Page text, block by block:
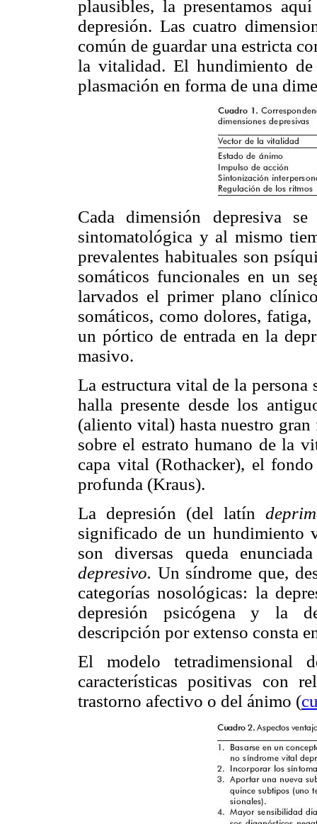
plausibles, la presentamos
depresión. Las cuatro
común de guardar una estricta
la vitalidad. El hundimiento
plasmación en forma de una
Cada dimensión depresiva
sintomatológica y al mismo
prevalentes habituales son
somáticos funcionales en un
larvados el primer plano
somáticos, como dolores,
un pórtico de entrada en la
masivo.
La estructura vital de la
halla presente desde los
(aliento vital) hasta nuestro
sobre el estrato humano de la
capa vital (Rothacker), el
profunda (Kraus).
La depresión (del latín
significado de un hundimiento
son diversas queda
depresivo. Un síndrome que,
categorías nosológicas: la
depresión psicógena y la
descripción por extenso consta
El modelo tetradimensional
características positivas con
trastorno afectivo o del ánimo (